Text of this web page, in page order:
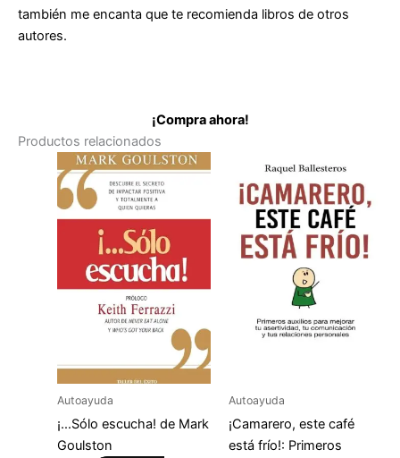
también me encanta que te recomienda libros de otros
autores.
¡Compra ahora!
Productos relacionados
Autoayuda
¡…Sólo escucha! de Mark
Goulston
Autoayuda
¡Camarero, este café
está frío!: Primeros